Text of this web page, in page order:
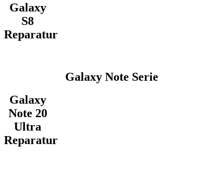
Galaxy
S8
Reparatur
Galaxy Note Serie
Galaxy
Note 20
Ultra
Reparatur